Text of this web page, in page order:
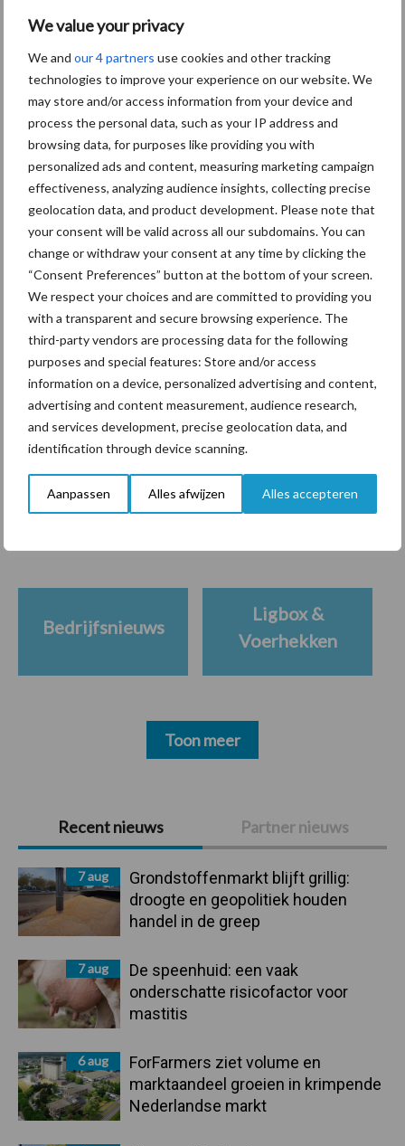
We value your privacy
We and our 4 partners use cookies and other tracking
technologies to improve your experience on our website. We
may store and/or access information from your device and
process the personal data, such as your IP address and
browsing data, for purposes like providing you with
personalized ads and content, measuring marketing campaign
effectiveness, analyzing audience insights, collecting precise
geolocation data, and product development. Please note that
your consent will be valid across all our subdomains. You can
change or withdraw your consent at any time by clicking the
“Consent Preferences” button at the bottom of your screen.
We respect your choices and are committed to providing you
with a transparent and secure browsing experience. The
third-party vendors are processing data for the following
purposes and special features: Store and/or access
information on a device, personalized advertising and content,
advertising and content measurement, audience research,
and services development, precise geolocation data, and
identification through device scanning.
Aanpassen Alles afwijzen Alles accepteren
Primaire
Sidebar
Recent nieuws Partner nieuws
7 aug
Grondstoffenmarkt blijft grillig:
droogte en geopolitiek houden
handel in de greep
7 aug
De speenhuid: een vaak
onderschatte risicofactor voor
mastitis
6 aug
ForFarmers ziet volume en
marktaandeel groeien in krimpende
Nederlandse markt
Aanbevolen voor jou!
Grondstoffenmarkt blijft
grillig: droogte en
geopolitiek houden handel
in de greep
De speenhuid: een vaak
onderschatte risicofactor
voor mastitis
ForFarmers ziet volume en
marktaandeel groeien in
krimpende Nederlandse
markt
Diergezondheid Bemesting Fokkerij
Bedrijfsnieuws
Ligbox &
Voerhekken
Toon meer